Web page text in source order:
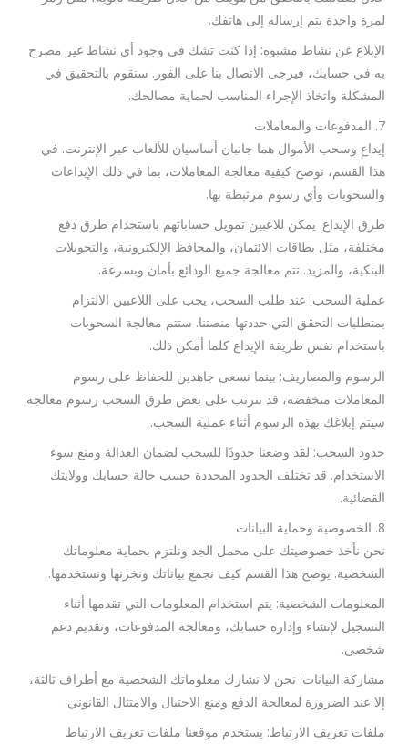
لمرة واحدة يتم إرساله إلى هاتفك.
الإبلاغ عن نشاط مشبوه: إذا كنت تشك في وجود أي نشاط غير مصرح
به في حسابك، فيرجى الاتصال بنا على الفور. سنقوم بالتحقيق في
المشكلة واتخاذ الإجراء المناسب لحماية مصالحك.
7. المدفوعات والمعاملات
إيداع وسحب الأموال هما جانبان أساسيان للألعاب عبر الإنترنت. في
هذا القسم، نوضح كيفية معالجة المعاملات، بما في ذلك الإيداعات
والسحوبات وأي رسوم مرتبطة بها.
طرق الإيداع: يمكن للاعبين تمويل حساباتهم باستخدام طرق دفع
مختلفة، مثل بطاقات الائتمان، والمحافظ الإلكترونية، والتحويلات
البنكية، والمزيد. تتم معالجة جميع الودائع بأمان وبسرعة.
عملية السحب: عند طلب السحب، يجب على اللاعبين الالتزام
بمتطلبات التحقق التي حددتها منصتنا. ستتم معالجة السحوبات
باستخدام نفس طريقة الإيداع كلما أمكن ذلك.
الرسوم والمصاريف: بينما نسعى جاهدين للحفاظ على رسوم
المعاملات منخفضة، قد تترتب على بعض طرق السحب رسوم معالجة.
سيتم إبلاغك بهذه الرسوم أثناء عملية السحب.
حدود السحب: لقد وضعنا حدودًا للسحب لضمان العدالة ومنع سوء
الاستخدام. قد تختلف الحدود المحددة حسب حالة حسابك وولايتك
القضائية.
8. الخصوصية وحماية البيانات
نحن نأخذ خصوصيتك على محمل الجد ونلتزم بحماية معلوماتك
الشخصية. يوضح هذا القسم كيف نجمع بياناتك ونخزنها ونستخدمها.
المعلومات الشخصية: يتم استخدام المعلومات التي تقدمها أثناء
التسجيل لإنشاء وإدارة حسابك، ومعالجة المدفوعات، وتقديم دعم
شخصي.
مشاركة البيانات: نحن لا نشارك معلوماتك الشخصية مع أطراف ثالثة،
إلا عند الضرورة لمعالجة الدفع ومنع الاحتيال والامتثال القانوني.
ملفات تعريف الارتباط: يستخدم موقعنا ملفات تعريف الارتباط